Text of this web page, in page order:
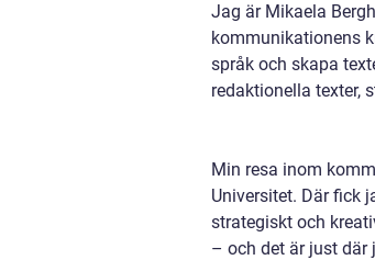
Jag är Mikaela
kommunikationens
språk och skapa
redaktionella texter,
Min resa inom
Universitet. Där fick
strategiskt och
– och det är just där